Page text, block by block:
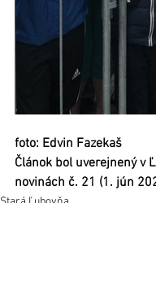
foto: Edvin Fazekaš
Článok bol uverejnený v
novinách č. 21 (1. jún
Stará Ľubovňa